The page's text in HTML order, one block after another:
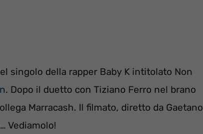
singolo della rapper Baby K intitolato Non
. Dopo il duetto con Tiziano Ferro nel brano
Marracash. Il filmato, diretto da Gaetano
Vediamolo!